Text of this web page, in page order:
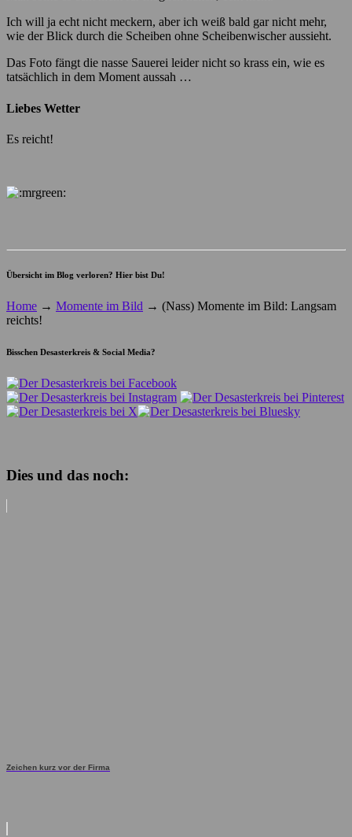
Ich will ja echt nicht meckern, aber ich weiß bald gar nicht mehr,
wie der Blick durch die Scheiben ohne Scheibenwischer aussieht.
Das Foto fängt die nasse Sauerei leider nicht so krass ein, wie es
tatsächlich in dem Moment aussah …
Liebes Wetter
Es reicht!
Übersicht im Blog verloren? Hier bist Du!
Home → Momente im Bild → (Nass) Momente im Bild: Langsam
reichts!
Bisschen Desasterkreis & Social Media?
Dies und das noch:
Zeichen kurz vor der Firma